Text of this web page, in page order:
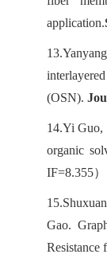
application.
13.
(OSN).
14.Yi Guo,
organic
IF=8.355）
15.
Gao.